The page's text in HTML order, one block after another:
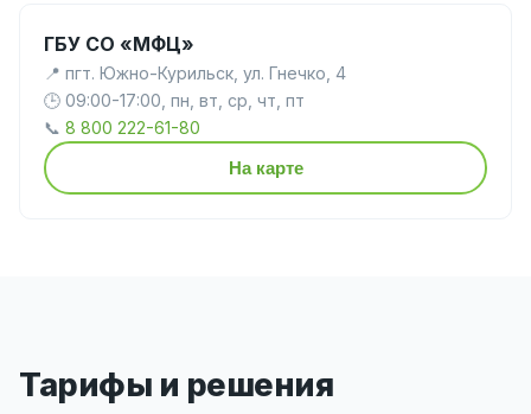
ГБУ СО «МФЦ»
📍 пгт. Южно-Курильск, ул. Гнечко, 4
🕒 09:00-17:00, пн, вт, ср, чт, пт
📞 8 800 222-61-80
На карте
Тарифы и решения